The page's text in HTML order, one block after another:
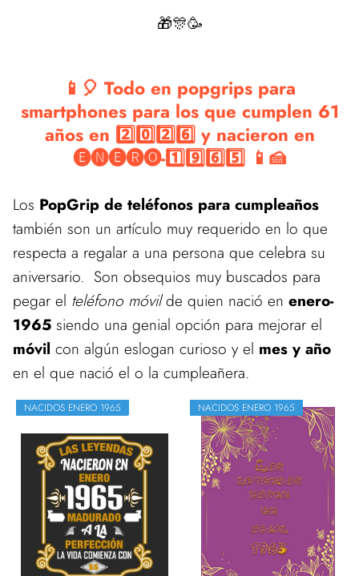
🎁🎊🥳
📱🎈 Todo en popgrips para
smartphones para los que cumplen 61
años en 2️⃣0️⃣2️⃣6️⃣ y nacieron en
🅔🅝🅔🅡🅞-1️⃣9️⃣6️⃣5️⃣ 📱🍰
Los PopGrip de teléfonos para cumpleaños
también son un artículo muy requerido en lo que
respecta a regalar a una persona que celebra su
aniversario. Son obsequios muy buscados para
pegar el teléfono móvilde quien nació en enero-
1965 siendo una genial opción para mejorar el
móvil con algún eslogan curioso y el mes y año
en el que nació el o la cumpleañera.
NACIDOS ENERO 1965 NACIDOS ENERO 1965